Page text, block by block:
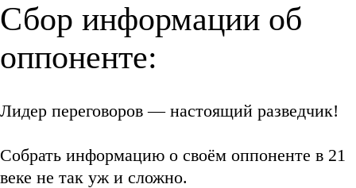
Сбор информации об
оппоненте:
Лидер переговоров — настоящий разведчик!
Собрать информацию о своём оппоненте в 21
веке не так уж и сложно.